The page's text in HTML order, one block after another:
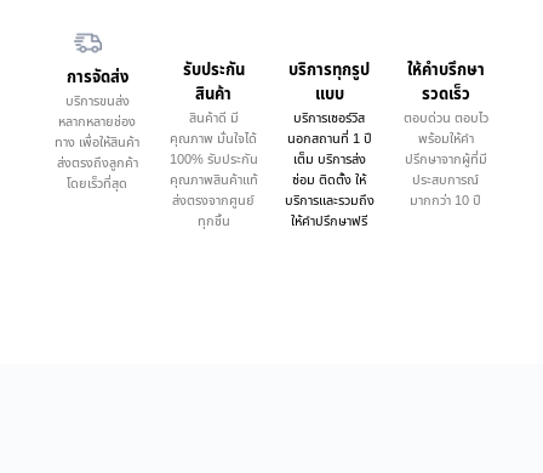
การจัดส่ง
บริการขนส่ง
หลากหลายช่อง
ทาง เพื่อให้สินค้า
ส่งตรงถึงลูกค้า
โดยเร็วที่สุด
รับประกัน
สินค้า
สินค้าดี มี
คุณภาพ มั่นใจได้
100% รับประกัน
คุณภาพสินค้าแท้
ส่งตรงจากศูนย์
ทุกชิ้น
บริการทุกรูป
แบบ
บริการเซอร์วิส
นอกสถานที่ 1 ปี
เต็ม บริการส่ง
ซ่อม ติดตั้ง ให้
บริการและรวมถึง
ให้คำปรึกษาฟรี
ให้คำบรึกษา
รวดเร็ว
ตอบด่วน ตอบไว
พร้อมให้คำ
ปรึกษาจากผู้ที่มี
ประสบการณ์
มากกว่า 10 ปี